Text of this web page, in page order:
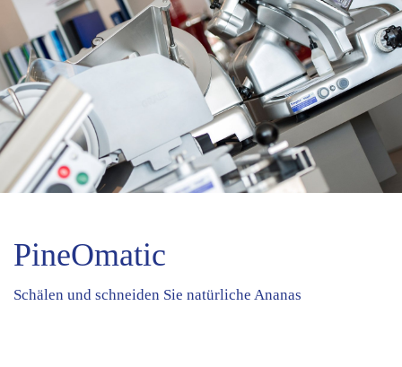
PineOmatic
Schälen und schneiden Sie natürliche Ananas